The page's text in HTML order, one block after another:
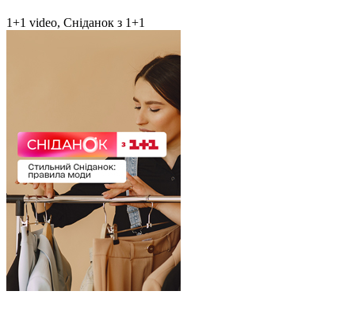
1+1 video, Сніданок з 1+1